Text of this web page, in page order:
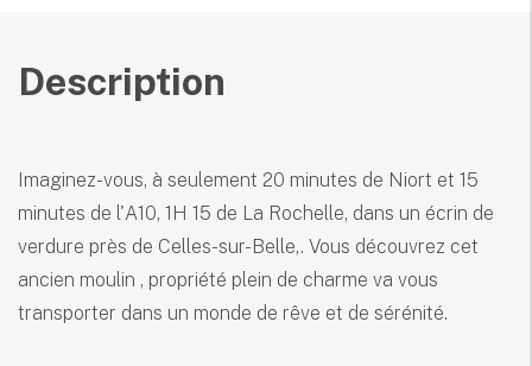
Description
Imaginez-vous, à seulement 20 minutes de Niort et 15
minutes de l'A10, 1H 15 de La Rochelle, dans un écrin de
verdure près de Celles-sur-Belle,. Vous découvrez cet
ancien moulin , propriété plein de charme va vous
transporter dans un monde de rêve et de sérénité.